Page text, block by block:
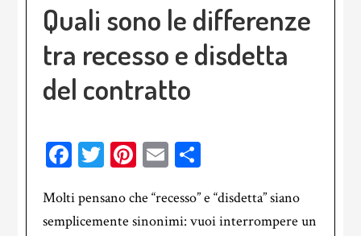
Quali sono le differenze
tra recesso e disdetta
del contratto
Facebook
Twitter
Pinterest
Email
Molti pensano che “recesso” e “disdetta” siano
semplicemente sinonimi: vuoi interrompere un